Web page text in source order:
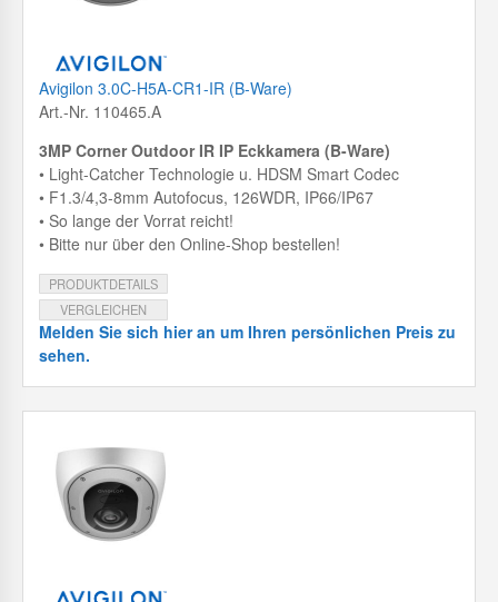
Avigilon 3.0C-H5A-CR1-IR (B-Ware)
Art.-Nr. 110465.A
3MP Corner Outdoor IR IP Eckkamera (B-Ware)
• Light-Catcher Technologie u. HDSM Smart Codec
• F1.3/4,3-8mm Autofocus, 126WDR, IP66/IP67
• So lange der Vorrat reicht!
• Bitte nur über den Online-Shop bestellen!
PRODUKTDETAILS
VERGLEICHEN
Melden Sie sich hier an um Ihren persönlichen Preis zu
sehen.